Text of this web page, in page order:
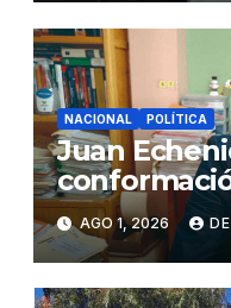
NACIONAL POLÍTICA
Juan
gabinete
Fujimori
AGO 1, 2026